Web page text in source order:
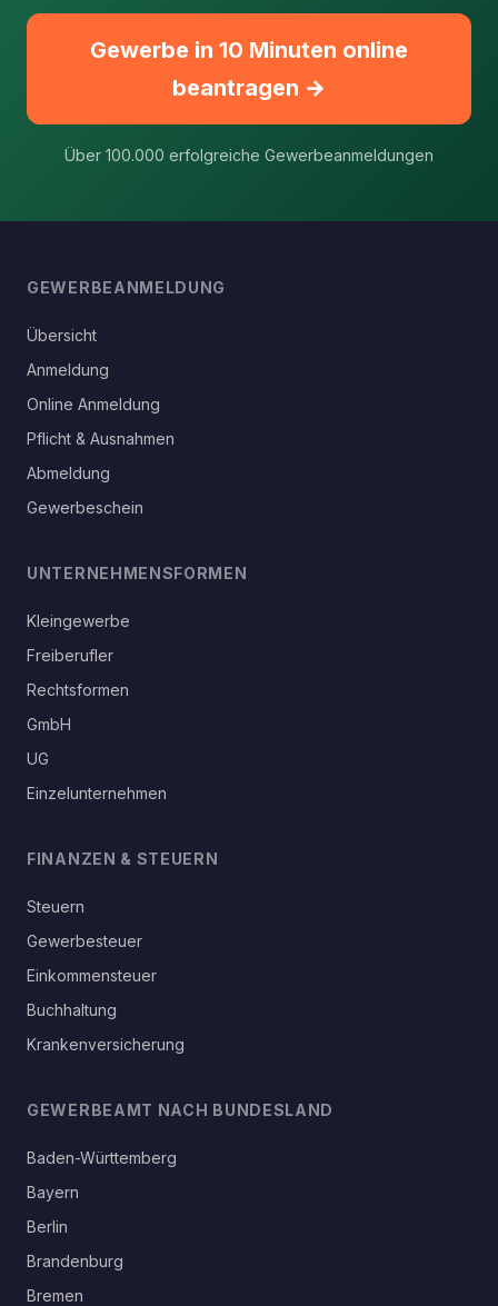
Gewerbe in 10 Minuten online
beantragen →
Über 100.000 erfolgreiche Gewerbeanmeldungen
GEWERBEANMELDUNG
Übersicht
Anmeldung
Online Anmeldung
Pflicht & Ausnahmen
Abmeldung
Gewerbeschein
UNTERNEHMENSFORMEN
Kleingewerbe
Freiberufler
Rechtsformen
GmbH
UG
Einzelunternehmen
FINANZEN & STEUERN
Steuern
Gewerbesteuer
Einkommensteuer
Buchhaltung
Krankenversicherung
GEWERBEAMT NACH BUNDESLAND
Baden-Württemberg
Bayern
Berlin
Brandenburg
Bremen